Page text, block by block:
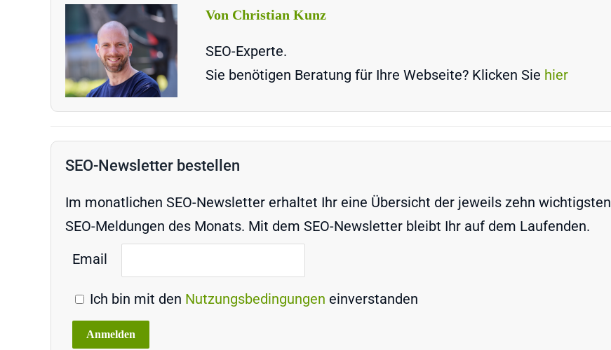
Von Christian Kunz
SEO-Experte.
Sie benötigen Beratung für Ihre Webseite? Klicken Sie hier
SEO-Newsletter bestellen
Im monatlichen SEO-Newsletter erhaltet Ihr eine Übersicht der jeweils zehn wichtigsten
SEO-Meldungen des Monats. Mit dem SEO-Newsletter bleibt Ihr auf dem Laufenden.
Email
Ich bin mit den Nutzungsbedingungen einverstanden